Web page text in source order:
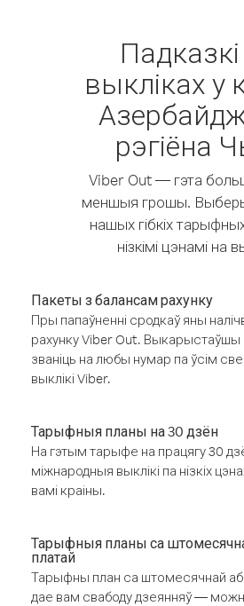
выкліках у
рэгіёна
Viber Out — гэта больш
меншыя грошы.
нашых гібкіх
нізкімі цэнамі на
Пакеты з балансам рахунку
Пры папаўненні сродкаў яны
рахунку Viber Out.
званіць на любы нумар па ўсім
выклікі Viber.
Тарыфныя планы на 30 дзён
На гэтым тарыфе на працягу 30
міжнародныя выклікі па нізкіх
вамі краіны.
Тарыфныя планы са
платай
Тарыфны план са штомесячнай
дае вам свабоду дзеянняў —